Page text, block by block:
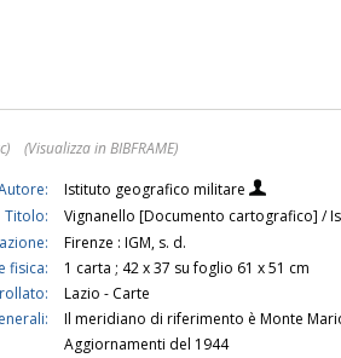
(Visualizza in BIBFRAME)
Istituto geografico militare
Titolo:
Vignanello [Documento cartografico] /
Firenze : IGM, s. d.
fisica:
1 carta ; 42 x 37 su foglio 61 x 51 cm
Lazio - Carte
Il meridiano di riferimento è Monte
Aggiornamenti del 1944